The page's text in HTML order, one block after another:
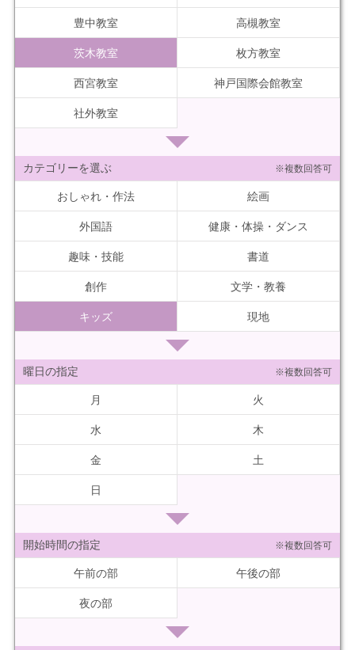
豊中教室 高槻教室
茨木教室 枚方教室
西宮教室 神戸国際会館教室
社外教室
カテゴリーを選ぶ ※複数回答可
おしゃれ・作法 絵画
外国語 健康・体操・ダンス
趣味・技能 書道
創作 文学・教養
キッズ 現地
曜日の指定 ※複数回答可
月 火
水 木
金 土
日
開始時間の指定 ※複数回答可
午前の部 午後の部
夜の部